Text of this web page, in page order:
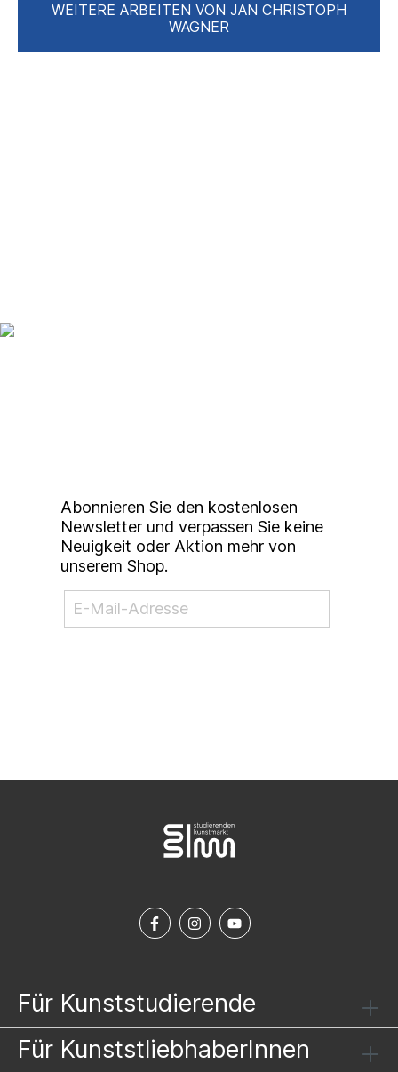
WEITERE ARBEITEN VON JAN CHRISTOPH
WAGNER
Abonnieren Sie den kostenlosen
Newsletter und verpassen Sie keine
Neuigkeit oder Aktion mehr von
unserem Shop.
Für Kunststudierende
Für KunststliebhaberInnen